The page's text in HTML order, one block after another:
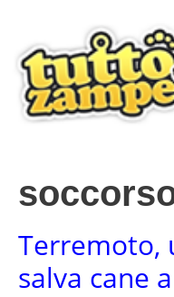
contenuto
Terremoto,
salva cane